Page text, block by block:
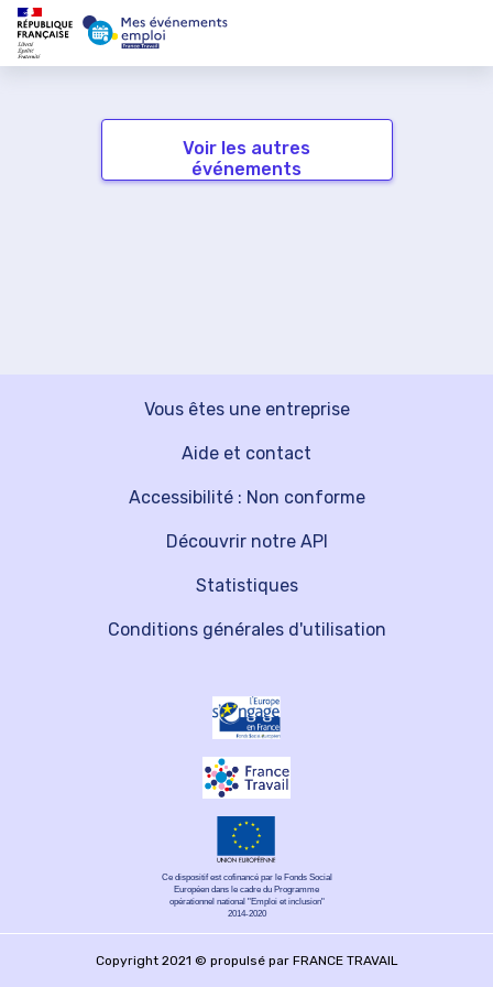
Voir les autres
événements
Vous êtes une entreprise
Découvrir notre API
Aide et contact
Statistiques
Accessibilité : Non conforme
Conditions générales d'utilisation
Ce dispositif est cofinancé par le Fonds Social
Européen dans le cadre du Programme
opérationnel national "Emploi et inclusion"
2014-2020
Copyright 2021 © propulsé par FRANCE TRAVAIL